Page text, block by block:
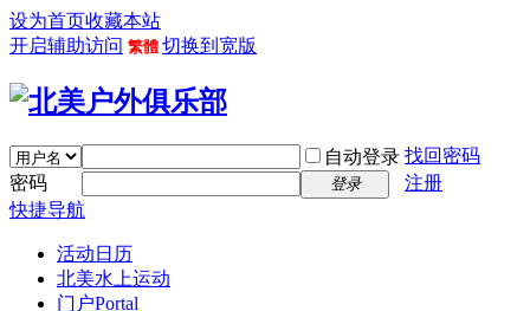
设为首页收藏本站
开启辅助访问 繁體 切换到宽版
自动登录 找回密码
密码
登录
注册
快捷导航
活动日历
北美水上运动
门户Portal